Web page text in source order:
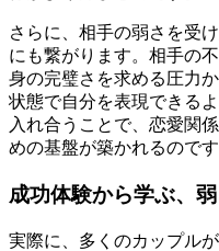
さらに、相手の弱さを受
にも繋がります。相手の
身の完璧さを求める圧力
状態で自分を表現できる
入れ合うことで、恋愛関
めの基盤が築かれるのです
成功体験から学ぶ、
実際に、多くのカップル